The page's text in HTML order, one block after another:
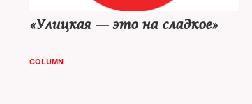
«Улицкая — это на сладкое»
COLUMN